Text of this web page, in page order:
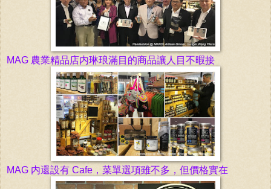
MAG 農業精品店内琳琅滿目的商品讓人目不暇接
MAG 内還設有 Cafe，菜單選項雖不多，但價格實在